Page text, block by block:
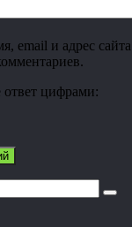
email и адрес
ответ цифрами: